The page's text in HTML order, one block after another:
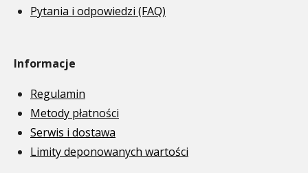
Pytania i odpowiedzi (FAQ)
Informacje
Regulamin
Metody płatności
Serwis i dostawa
Limity deponowanych wartości